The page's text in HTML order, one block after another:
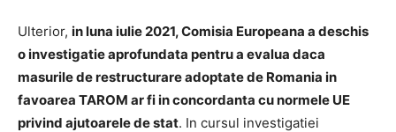
Ulterior, in luna iulie 2021, Comisia Europeana a deschis
o investigatie aprofundata pentru a evalua daca
masurile de restructurare adoptate de Romania in
favoarea TAROM ar fi in concordanta cu normele UE
privind ajutoarele de stat. In cursul investigatiei